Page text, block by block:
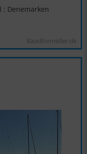
Denemarken
Baadformidler.dk